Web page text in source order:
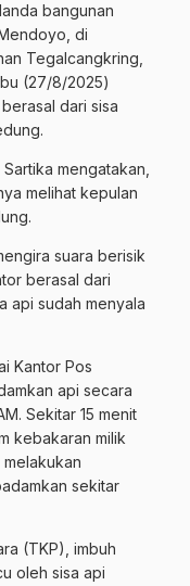
bangunan
di
Tegalcangkring,
(27/8/2025)
dari sisa
mengatakan,
melihat kepulan
suara berisik
berasal dari
api sudah menyala
Kantor Pos
api secara
Sekitar 15 menit
kebakaran milik
sekitar
(TKP), imbuh
oleh sisa api